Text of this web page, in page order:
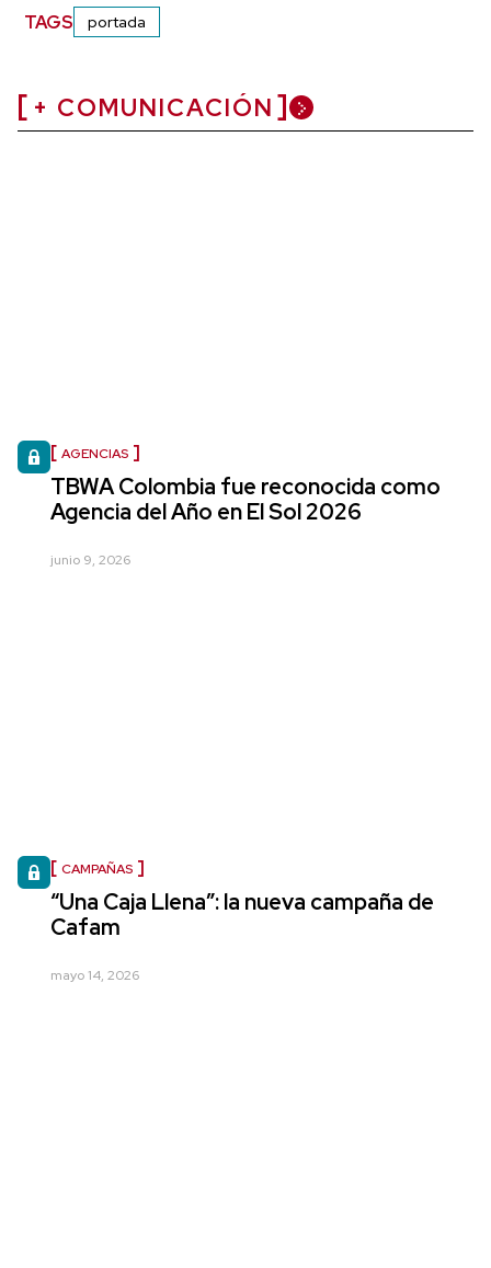
TAGS portada
+ COMUNICACIÓN
AGENCIAS
TBWA Colombia fue reconocida como
Agencia del Año en El Sol 2026
junio 9, 2026
CAMPAÑAS
“Una Caja Llena”: la nueva campaña de
Cafam
mayo 14, 2026